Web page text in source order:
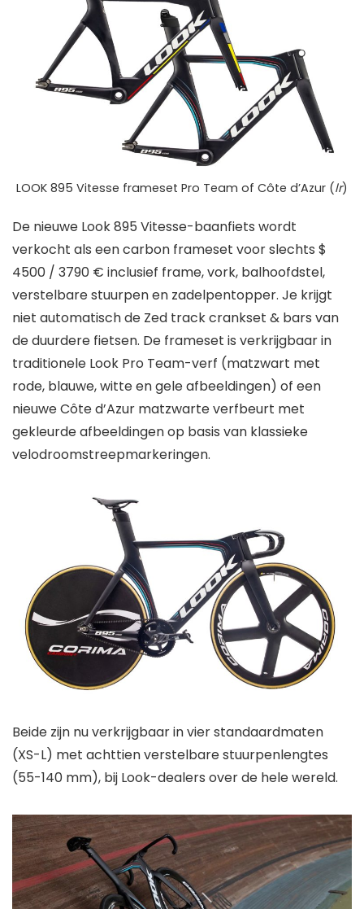
LOOK 895 Vitesse frameset Pro Team of Côte d’Azur (lr)
De nieuwe Look 895 Vitesse-baanfiets wordt
verkocht als een carbon frameset voor slechts $
4500 / 3790 € inclusief frame, vork, balhoofdstel,
verstelbare stuurpen en zadelpentopper. Je krijgt
niet automatisch de Zed track crankset & bars van
de duurdere fietsen. De frameset is verkrijgbaar in
traditionele Look Pro Team-verf (matzwart met
rode, blauwe, witte en gele afbeeldingen) of een
nieuwe Côte d’Azur matzwarte verfbeurt met
gekleurde afbeeldingen op basis van klassieke
velodroomstreepmarkeringen.
Beide zijn nu verkrijgbaar in vier standaardmaten
(XS-L) met achttien verstelbare stuurpenlengtes
(55-140 mm), bij Look-dealers over de hele wereld.